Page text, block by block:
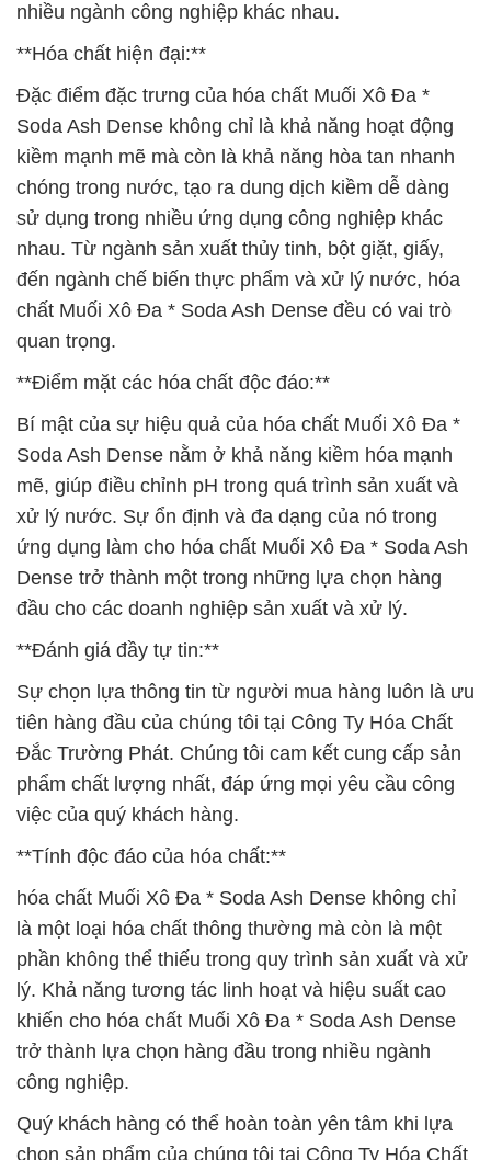
nhiều ngành công nghiệp khác nhau.
**Hóa chất hiện đại:**
Đặc điểm đặc trưng của hóa chất Muối Xô Đa *
Soda Ash Dense không chỉ là khả năng hoạt động
kiềm mạnh mẽ mà còn là khả năng hòa tan nhanh
chóng trong nước, tạo ra dung dịch kiềm dễ dàng
sử dụng trong nhiều ứng dụng công nghiệp khác
nhau. Từ ngành sản xuất thủy tinh, bột giặt, giấy,
đến ngành chế biến thực phẩm và xử lý nước, hóa
chất Muối Xô Đa * Soda Ash Dense đều có vai trò
quan trọng.
**Điểm mặt các hóa chất độc đáo:**
Bí mật của sự hiệu quả của hóa chất Muối Xô Đa *
Soda Ash Dense nằm ở khả năng kiềm hóa mạnh
mẽ, giúp điều chỉnh pH trong quá trình sản xuất và
xử lý nước. Sự ổn định và đa dạng của nó trong
ứng dụng làm cho hóa chất Muối Xô Đa * Soda Ash
Dense trở thành một trong những lựa chọn hàng
đầu cho các doanh nghiệp sản xuất và xử lý.
**Đánh giá đầy tự tin:**
Sự chọn lựa thông tin từ người mua hàng luôn là ưu
tiên hàng đầu của chúng tôi tại Công Ty Hóa Chất
Đắc Trường Phát. Chúng tôi cam kết cung cấp sản
phẩm chất lượng nhất, đáp ứng mọi yêu cầu công
việc của quý khách hàng.
**Tính độc đáo của hóa chất:**
hóa chất Muối Xô Đa * Soda Ash Dense không chỉ
là một loại hóa chất thông thường mà còn là một
phần không thể thiếu trong quy trình sản xuất và xử
lý. Khả năng tương tác linh hoạt và hiệu suất cao
khiến cho hóa chất Muối Xô Đa * Soda Ash Dense
trở thành lựa chọn hàng đầu trong nhiều ngành
công nghiệp.
Quý khách hàng có thể hoàn toàn yên tâm khi lựa
chọn sản phẩm của chúng tôi tại Công Ty Hóa Chất